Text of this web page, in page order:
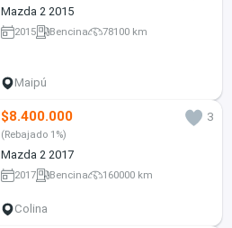
Mazda 2 2015
2015 Bencina 78100 km
Maipú
$8.400.000 3
(Rebajado 1%)
Mazda 2 2017
2017 Bencina 160000 km
Colina